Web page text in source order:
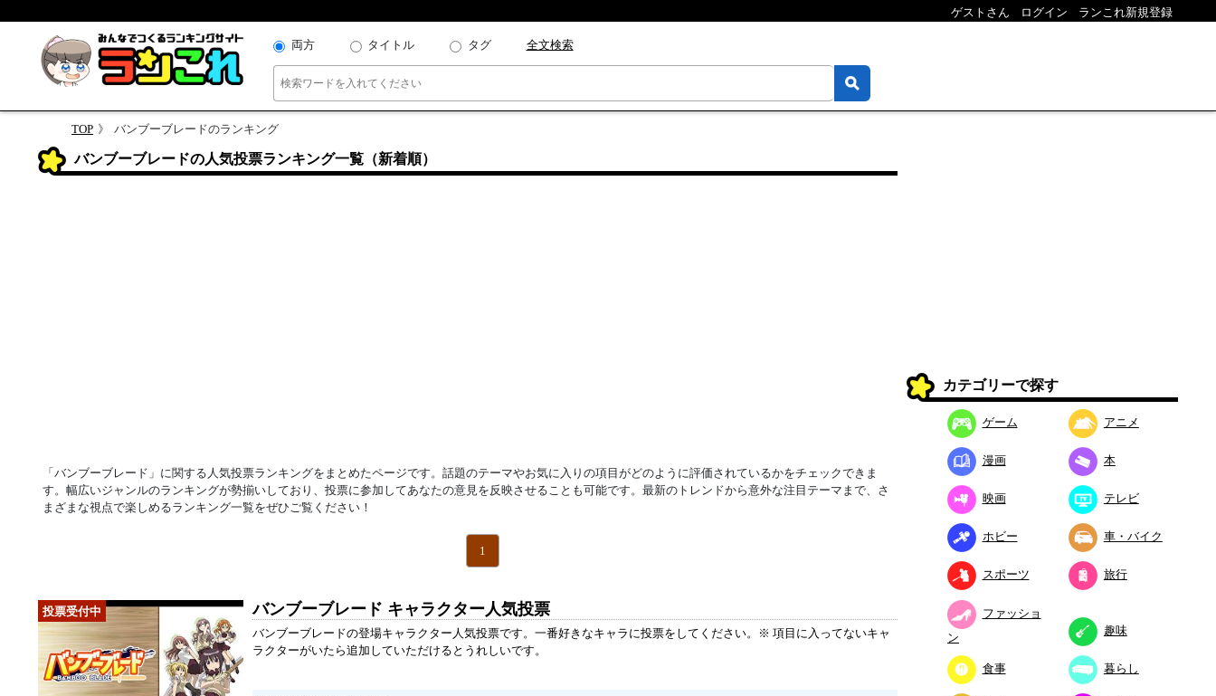
ゲストさん ログイン ランこれ新規登録
両方 タイトル タグ 全文検索
TOP バンブーブレードのランキング
バンブーブレードの人気投票ランキング一覧（新着順）
「バンブーブレード」に関する人気投票ランキングをまとめたページです。話題のテーマやお気に入りの項目がどのように評価されているかをチェックできま
す。幅広いジャンルのランキングが勢揃いしており、投票に参加してあなたの意見を反映させることも可能です。最新のトレンドから意外な注目テーマまで、さ
まざまな視点で楽しめるランキング一覧をぜひご覧ください！
1
バンブーブレード キャラクター人気投票
バンブーブレードの登場キャラクター人気投票です。一番好きなキャラに投票をしてください。※ 項目に入ってないキャ
ラクターがいたら追加していただけるとうれしいです。
カテゴリーで探す
ゲーム アニメ
漫画 本
映画 テレビ
ホビー 車・バイク
スポーツ 旅行
ファッショ
ン
趣味
食事 暮らし